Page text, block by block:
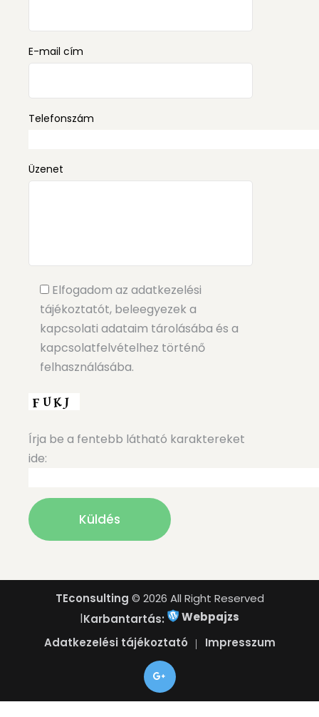
E-mail cím
Telefonszám
Üzenet
Elfogadom az adatkezelési
tájékoztatót, beleegyezek a
kapcsolati adataim tárolásába és a
kapcsolatfelvételhez történő
felhasználásába.
Írja be a fentebb látható karaktereket
ide:
TEconsulting © 2026 All Right Reserved
|Karbantartás:
Webpajzs
Adatkezelési tájékoztató
Impresszum